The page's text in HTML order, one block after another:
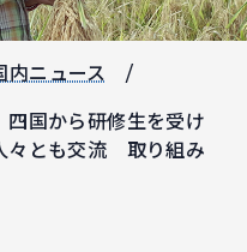
内ニュース
四国から研修生を受け
々とも交流 取り組み